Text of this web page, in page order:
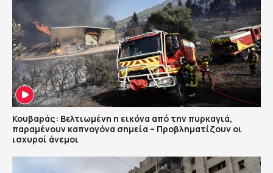
Κουβαράς: Βελτιωμένη η εικόνα από την πυρκαγιά,
παραμένουν καπνογόνα σημεία – Προβληματίζουν οι
ισχυροί άνεμοι